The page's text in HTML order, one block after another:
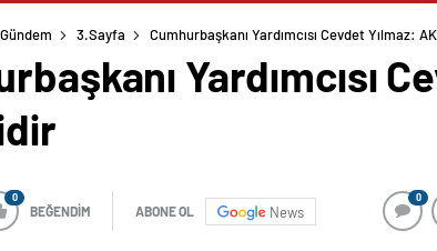
Gündem 3.Sayfa Cumhurbaşkanı Yardımcısı Cevdet Yılmaz:
Yardımcısı
0
BEĞENDİM ABONE OL News
0